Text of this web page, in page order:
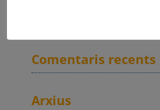
Comentaris recents
Arxius